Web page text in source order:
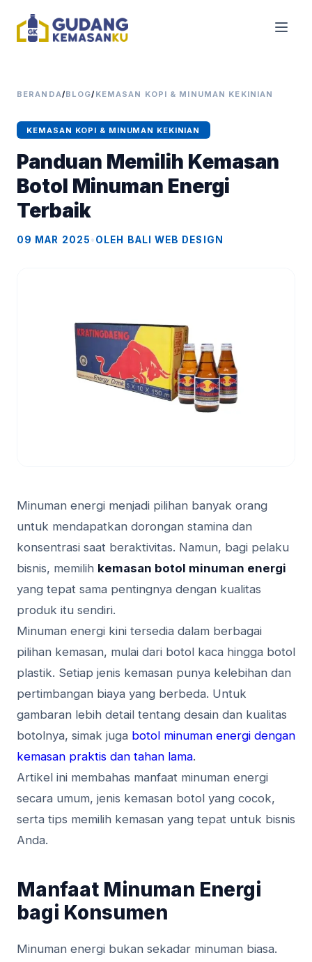
BERANDA/BLOG/ KEMASAN KOPI & MINUMAN KEKINIAN
KEMASAN KOPI & MINUMAN KEKINIAN
Panduan Memilih Kemasan
Botol Minuman Energi
Terbaik
09 MAR 2025•OLEH BALI WEB DESIGN
Minuman energi menjadi pilihan banyak orang
untuk mendapatkan dorongan stamina dan
konsentrasi saat beraktivitas. Namun, bagi pelaku
bisnis, memilih kemasan botol minuman energi
yang tepat sama pentingnya dengan kualitas
produk itu sendiri.
Minuman energi kini tersedia dalam berbagai
pilihan kemasan, mulai dari botol kaca hingga botol
plastik. Setiap jenis kemasan punya kelebihan dan
pertimbangan biaya yang berbeda. Untuk
gambaran lebih detail tentang desain dan kualitas
botolnya, simak juga botol minuman energi dengan
kemasan praktis dan tahan lama.
Artikel ini membahas manfaat minuman energi
secara umum, jenis kemasan botol yang cocok,
serta tips memilih kemasan yang tepat untuk bisnis
Anda.
Manfaat Minuman Energi
bagi Konsumen
Minuman energi bukan sekadar minuman biasa.